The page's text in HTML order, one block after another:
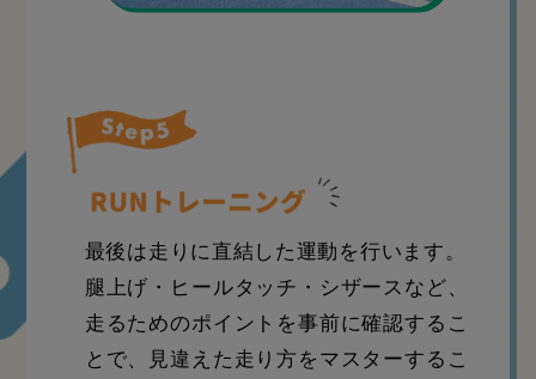
最後は走りに直結した運動を行います。
腿上げ・ヒールタッチ・シザースなど、
走るためのポイントを事前に確認するこ
とで、見違えた走り方をマスターするこ